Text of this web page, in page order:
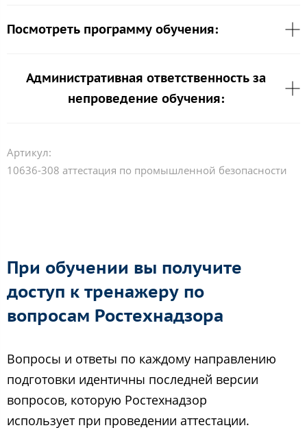
Посмотреть программу обучения:
Административная ответственность за
непроведение обучения:
Артикул:
10636-308 аттестация по промышленной безопасности
При обучении вы получите
доступ к тренажеру по
вопросам Ростехнадзора
Вопросы и ответы по каждому направлению
подготовки идентичны последней версии
вопросов, которую Ростехнадзор
использует при проведении аттестации.